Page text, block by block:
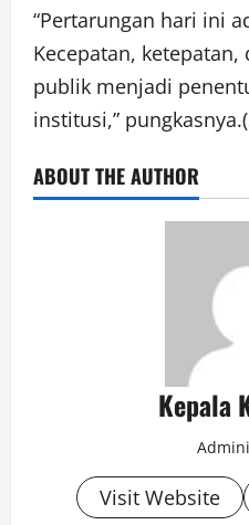
“Pertarungan hari ini
Kecepatan, ketepatan,
publik menjadi
institusi,”
ABOUT THE AUTHOR
Kepala
Visit Website